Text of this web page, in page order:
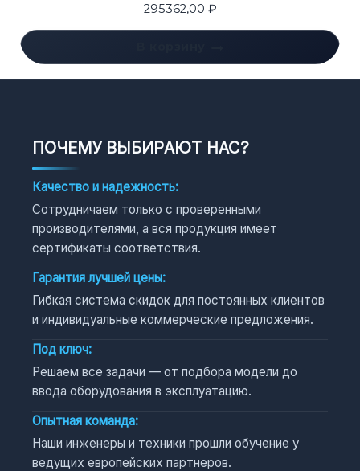
295362,00 ₽
ПОЧЕМУ ВЫБИРАЮТ НАС?
Качество и надежность:
Сотрудничаем только с проверенными
производителями, а вся продукция имеет
сертификаты соответствия.
Гарантия лучшей цены:
Гибкая система скидок для постоянных клиентов
и индивидуальные коммерческие предложения.
Под ключ:
Решаем все задачи — от подбора модели до
ввода оборудования в эксплуатацию.
Опытная команда:
Наши инженеры и техники прошли обучение у
ведущих европейских партнеров.